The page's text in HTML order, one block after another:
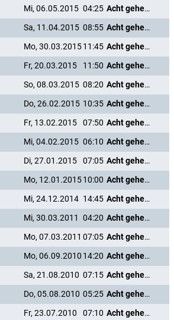
Mi, 06.05.2015 04:25
Acht gehen türmen
Sa, 11.04.2015 08:55
Acht gehen türmen
Mo, 30.03.201511:45
Acht gehen türmen
Fr, 20.03.2015 11:50
Acht gehen türmen
So, 08.03.2015 08:20
Acht gehen türmen
Do, 26.02.2015 10:35
Acht gehen türmen
Fr, 13.02.2015 07:50
Acht gehen türmen
Mi, 04.02.2015 06:10
Acht gehen türmen
Di, 27.01.2015 07:05
Acht gehen türmen
Mo, 12.01.201510:00
Acht gehen türmen
Mi, 24.12.2014 14:45
Acht gehen türmen
Mi, 30.03.2011 04:20
Acht gehen türmen
Mo, 07.03.2011 07:05
Acht gehen türmen
Mo, 06.09.2010 14:20
Acht gehen türmen
Sa, 21.08.2010 07:15
Acht gehen türmen
Do, 05.08.2010 05:25
Acht gehen türmen
Fr, 23.07.2010 07:10 Acht gehen türmen